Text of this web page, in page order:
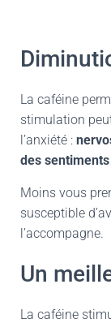
La caféine
stimulation
l’anxiété :
des
Moins vous
susceptible
l’accompagne.
Un
La caféine